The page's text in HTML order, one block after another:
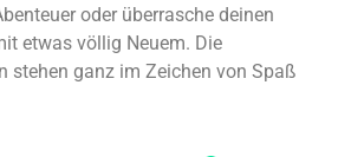
oder überrasche deinen
etwas völlig Neuem. Die
stehen ganz im Zeichen von Spaß